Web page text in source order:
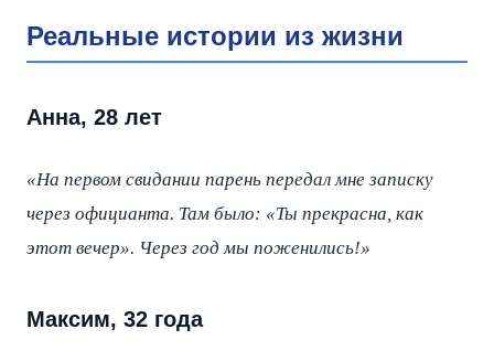
Реальные истории из жизни
Анна, 28 лет
«На первом свидании парень передал мне записку
через официанта. Там было: «Ты прекрасна, как
этот вечер». Через год мы поженились!»
Максим, 32 года